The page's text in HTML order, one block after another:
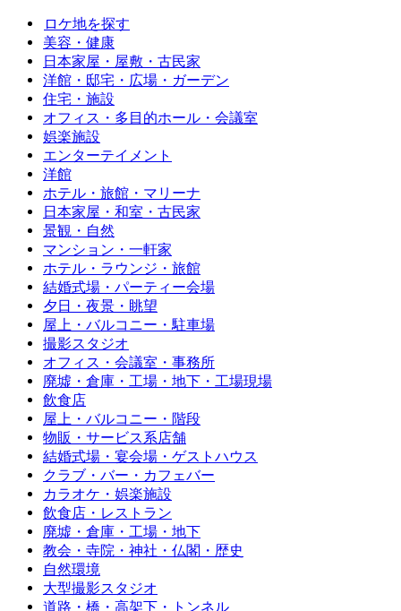
ロケ地を探す
美容・健康
日本家屋・屋敷・古民家
洋館・邸宅・広場・ガーデン
住宅・施設
オフィス・多目的ホール・会議室
娯楽施設
エンターテイメント
洋館
ホテル・旅館・マリーナ
日本家屋・和室・古民家
景観・自然
マンション・一軒家
ホテル・ラウンジ・旅館
結婚式場・パーティー会場
夕日・夜景・眺望
屋上・バルコニー・駐車場
撮影スタジオ
オフィス・会議室・事務所
廃墟・倉庫・工場・地下・工場現場
飲食店
屋上・バルコニー・階段
物販・サービス系店舗
結婚式場・宴会場・ゲストハウス
クラブ・バー・カフェバー
カラオケ・娯楽施設
飲食店・レストラン
廃墟・倉庫・工場・地下
教会・寺院・神社・仏閣・歴史
自然環境
大型撮影スタジオ
道路・橋・高架下・トンネル